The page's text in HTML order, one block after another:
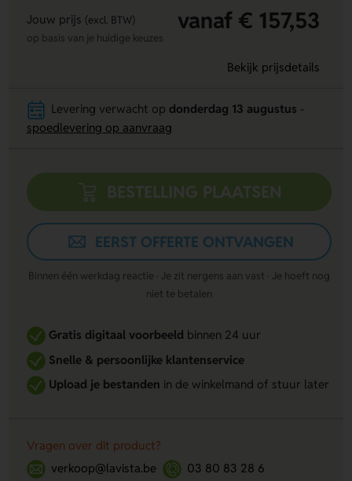
Jouw prijs (excl. BTW) vanaf € 157,53
op basis van je huidige keuzes
Bekijk prijsdetails
Levering verwacht op donderdag 13 augustus
spoedlevering op aanvraag
BESTELLING PLAATSEN
EERST OFFERTE ONTVANGEN
Binnen één werkdag reactie · Je zit nergens aan vast · Je hoeft nog
niet te betalen
Gratis digitaal voorbeeldbinnen 24 uur
Snelle & persoonlijke klantenservice
Upload je bestanden in de winkelmand of stuur later
Vragen over dit product?
verkoop@lavista.be
03 80 83 28 6